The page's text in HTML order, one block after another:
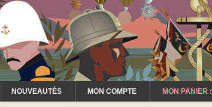
NOUVEAUTÉS MON COMPTE MON PANIER :